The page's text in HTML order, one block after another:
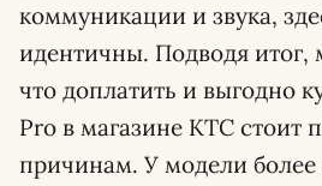
коммуникации и звука,
идентичны. Подводя итог,
что доплатить и выгодно
Pro в магазине KTC стоит
причинам. У модели